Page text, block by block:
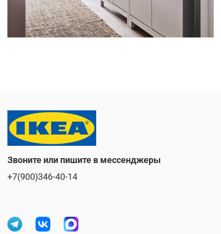
Звоните или пишите в мессенджеры
+7(900)346-40-14